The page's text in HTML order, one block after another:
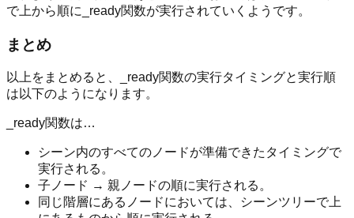
で上から順に_ready関数が実行されていくようです。
まとめ
以上をまとめると、_ready関数の実行タイミングと実行順
は以下のようになります。
_ready関数は…
シーン内のすべてのノードが準備できたタイミングで
実行される。
子ノード → 親ノードの順に実行される。
同じ階層にあるノードにおいては、シーンツリーで上